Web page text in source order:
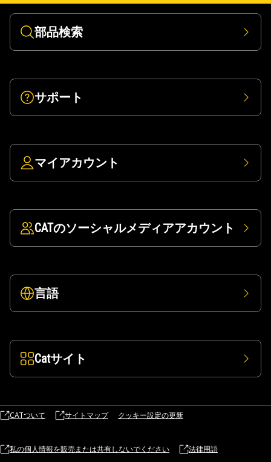
部品検索
サポート
マイアカウント
CATのソーシャルメディアアカウント
言語
Catサイト
CATついて サイトマップ クッキー設定の更新
私の個人情報を販売または共有しないでください 法律用語